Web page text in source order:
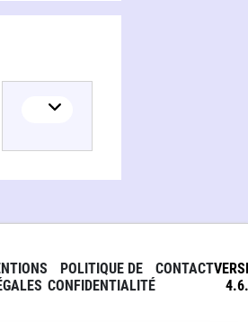
POLITIQUE DE
CONFIDENTIALITÉ
CONTACT